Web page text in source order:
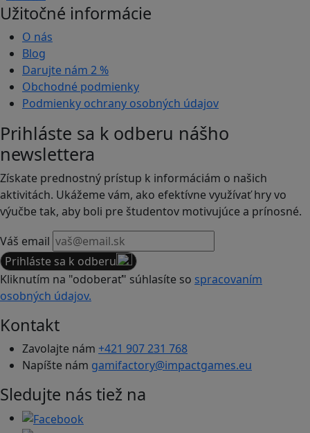
Užitočné informácie
O nás
Blog
Darujte nám 2 %
Obchodné podmienky
Podmienky ochrany osobných údajov
Prihláste sa k odberu nášho
newslettera
Získate prednostný prístup k informáciám o našich
aktivitách. Ukážeme vám, ako efektívne využívať hry vo
výučbe tak, aby boli pre študentov motivujúce a prínosné.
Váš email
Prihláste sa k odberu
Kliknutím na "odoberať" súhlasíte so spracovaním
osobných údajov.
Kontakt
Zavolajte nám +421 907 231 768
Napíšte nám gamifactory@impactgames.eu
Sledujte nás tiež na